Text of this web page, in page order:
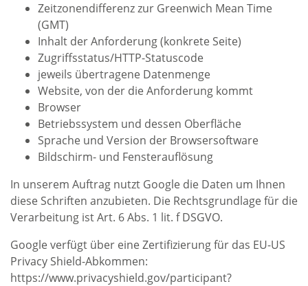
Zeitzonendifferenz zur Greenwich Mean Time
(GMT)
Inhalt der Anforderung (konkrete Seite)
Zugriffsstatus/HTTP-Statuscode
jeweils übertragene Datenmenge
Website, von der die Anforderung kommt
Browser
Betriebssystem und dessen Oberfläche
Sprache und Version der Browsersoftware
Bildschirm- und Fensterauflösung
In unserem Auftrag nutzt Google die Daten um Ihnen
diese Schriften anzubieten. Die Rechtsgrundlage für die
Verarbeitung ist Art. 6 Abs. 1 lit. f DSGVO.
Google verfügt über eine Zertifizierung für das EU-US
Privacy Shield-Abkommen:
https://www.privacyshield.gov/participant?